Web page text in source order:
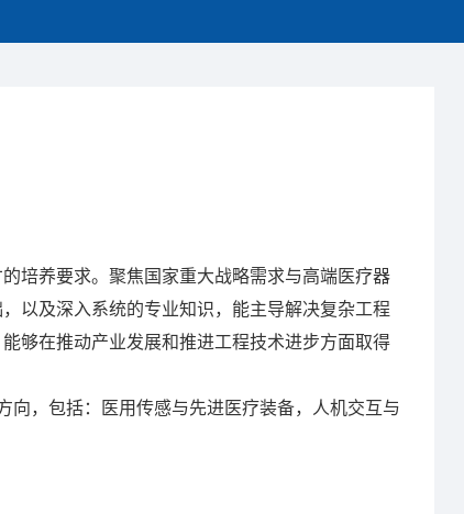
养要求。聚焦国家重大战略需求与高端医疗器
以及深入系统的专业知识，能主导解决复杂工程
够在推动产业发展和推进工程技术进步方面取得
，包括：医用传感与先进医疗装备，人机交互与